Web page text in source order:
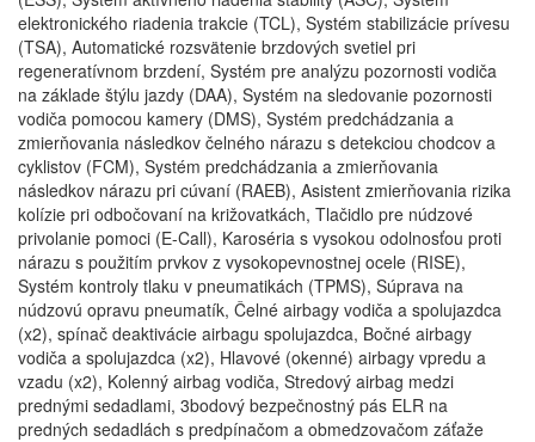
elektronického riadenia trakcie (TCL), Systém stabilizácie prívesu
(TSA), Automatické rozsvätenie brzdových svetiel pri
regeneratívnom brzdení, Systém pre analýzu pozornosti vodiča
na základe štýlu jazdy (DAA), Systém na sledovanie pozornosti
vodiča pomocou kamery (DMS), Systém predchádzania a
zmierňovania následkov čelného nárazu s detekciou chodcov a
cyklistov (FCM), Systém predchádzania a zmierňovania
následkov nárazu pri cúvaní (RAEB), Asistent zmierňovania rizika
kolízie pri odbočovaní na križovatkách, Tlačidlo pre núdzové
privolanie pomoci (E-Call), Karoséria s vysokou odolnosťou proti
nárazu s použitím prvkov z vysokopevnostnej ocele (RISE),
Systém kontroly tlaku v pneumatikách (TPMS), Súprava na
núdzovú opravu pneumatík, Čelné airbagy vodiča a spolujazdca
(x2), spínač deaktivácie airbagu spolujazdca, Bočné airbagy
vodiča a spolujazdca (x2), Hlavové (okenné) airbagy vpredu a
vzadu (x2), Kolenný airbag vodiča, Stredový airbag medzi
prednými sedadlami, 3bodový bezpečnostný pás ELR na
predných sedadlách s predpínačom a obmedzovačom záťaže